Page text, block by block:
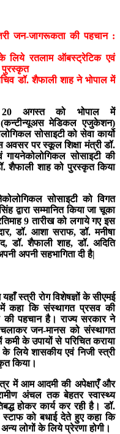
जन-जागरूकता की पहचान :
लिये रतलाम ऑबस्ट्रेटिक एवं
पुरस्कृत
डॉ. शैफाली शाह ने भोपाल में
20 अगस्त को भोपाल में
(कन्टीन्यूअस मेडिकल एजुकेशन)
सोसाइटी को सेवा कार्यो
पर स्कूल शिक्षा मंत्री डॉ.
सोसाइटी की
शैफाली शाह को पुरस्कृत किया
सोसाइटी को विगत
द्वारा सम्मानित किया जा चूका
9 तारीख को लगाये गए इस
डॉ. आशा सराफ, डॉ. मनीषा
डॉ. शैफाली शाह, डॉ. अदिति
अपनी सहभागिता दी है|
स्त्री रोग विशेषज्ञों के सीएमई
कहा कि संस्थागत प्रसव की
की पहचान है। राज्य सरकार ने
चलाकर जन-मानस को संस्थागत
के उपायों से परिचित कराया
लिये शासकीय एवं निजी स्त्री
किया।
में आम आदमी की अपेक्षाएँ और
अंचल तक बेहतर स्वास्थ्य
होकर कार्य कर रही है। डॉ.
स्टाफ को बधाई देते हुए कहा कि
लोगों के लिये प्रेरणा होगी।